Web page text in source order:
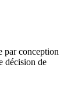
par conception
décision de